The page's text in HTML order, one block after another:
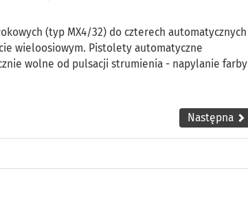
(typ MX4/32) do czterech automatycznych
wieloosiowym. Pistolety automatyczne
wolne od pulsacji strumienia - napylanie farby
Następna